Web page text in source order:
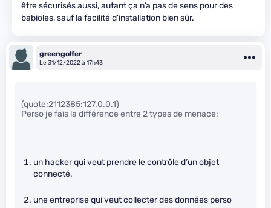
être sécurisés aussi, autant ça n’a pas de sens pour des
babioles, sauf la facilité d’installation bien sûr.
greengolfer
Le 31/12/2022 à 17h43
(quote:2112385:127.0.0.1)
Perso je fais la différence entre 2 types de menace:
un hacker qui veut prendre le contrôle d’un objet
connecté.
une entreprise qui veut collecter des données perso